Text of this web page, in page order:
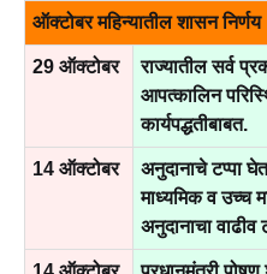
ऑक्टोबर महिन्यातील शासन निर्णय
29 ऑक्टोबर
राज्यातील सर्व
आपत्कालिन
कार्यपद्धतीबाबत.
14 ऑक्टोबर
अनुदानाचे टप्पा
माध्यमिक व उच्च
अनुदानाचा